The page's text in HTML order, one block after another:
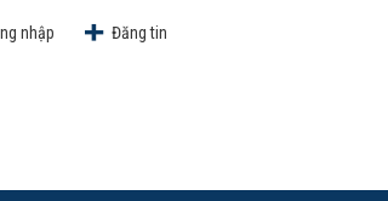
Đăng tin
nhập